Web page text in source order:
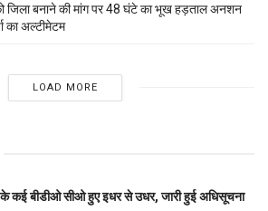
जिला बनाने की मांग पर 48 घंटे का भूख हड़ताल अनशन
का अल्टीमेटम
LOAD MORE
कई बीडीओ सीओ हुए इधर से उधर, जारी हुई अधिसूचना